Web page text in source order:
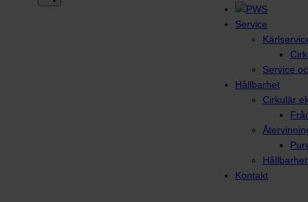
Service
Service
Hållbarhet
Cirkulär
Kontakt